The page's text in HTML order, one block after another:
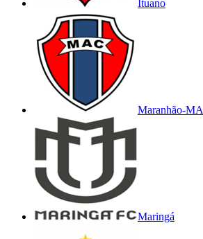
Ituano
Maranhão-MA
Maringá